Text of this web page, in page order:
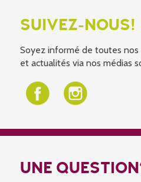
SUIVEZ-NOUS!
Soyez informé de toutes nos
et actualités via nos médias
UNE